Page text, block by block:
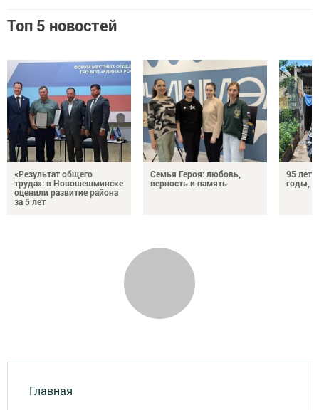
Топ 5 новостей
«Результат общего
труда»: в Новошешминске
оценили развитие района
за 5 лет
Семья Героя: любовь,
верность и память
95 лет
годы,
Главная